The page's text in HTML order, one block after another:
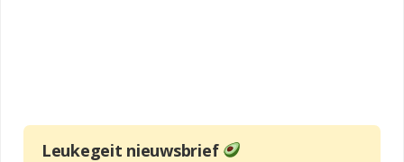
Leukegeit nieuwsbrief